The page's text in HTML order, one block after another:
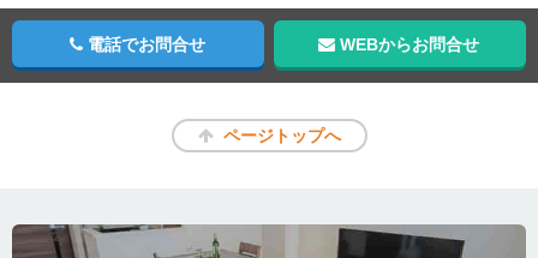
電話でお問合せ WEBからお問合せ
ページトップへ